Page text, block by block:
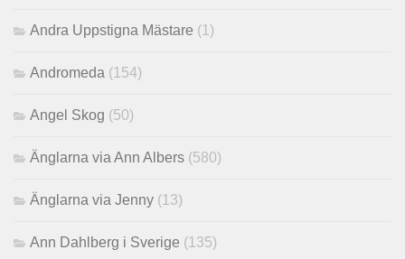
Andra Uppstigna Mästare (1)
Andromeda (154)
Angel Skog (50)
Änglarna via Ann Albers (580)
Änglarna via Jenny (13)
Ann Dahlberg i Sverige (135)